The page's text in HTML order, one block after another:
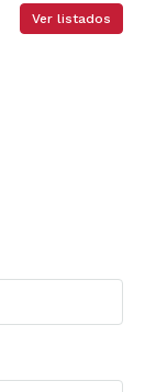
Ver listados